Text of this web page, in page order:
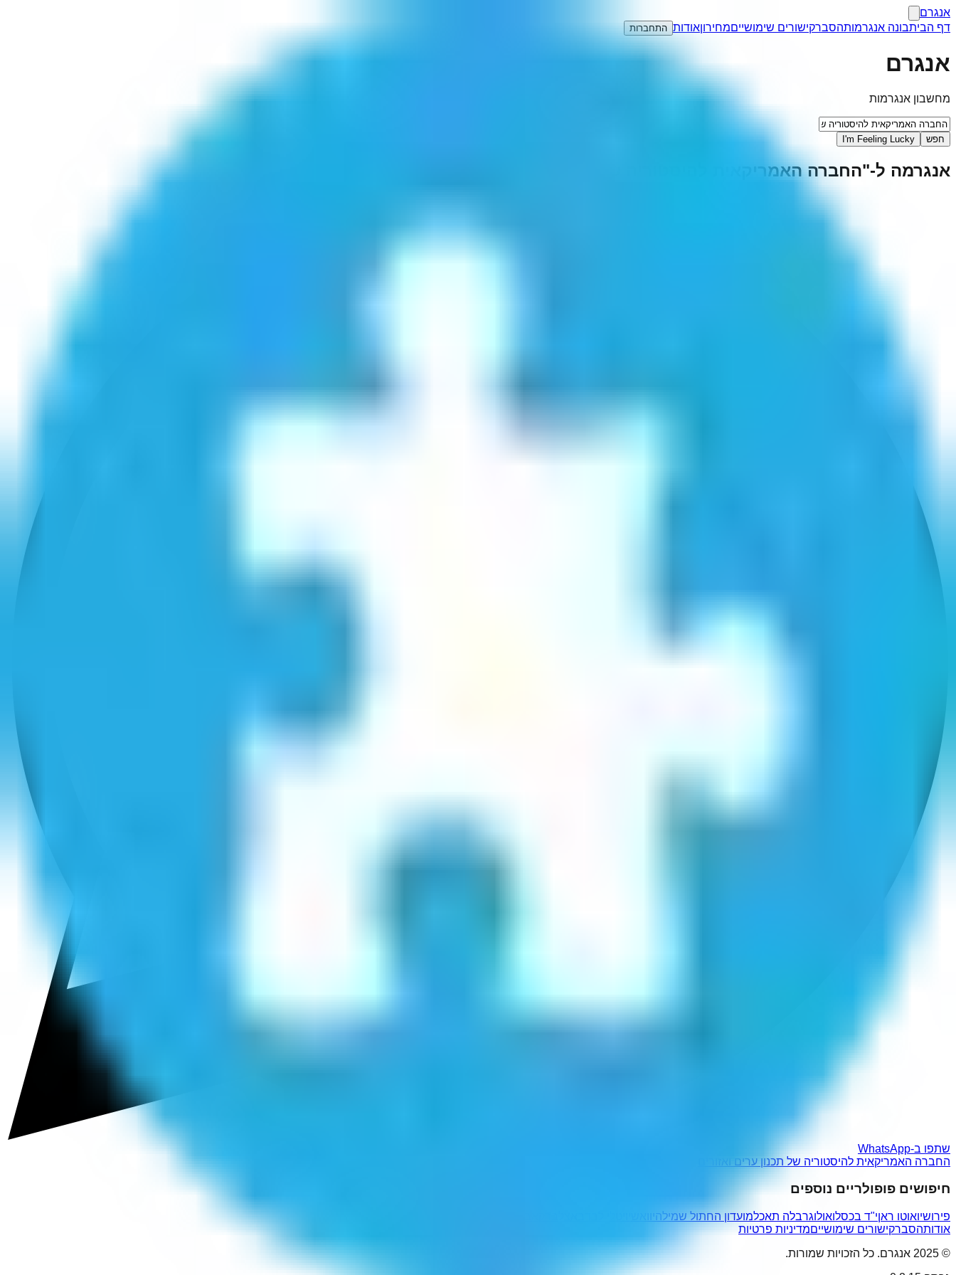
אנגרם
דף הביתבונה אנגרמותהסברקישורים שימושייםמחירוןאודות התחברות
אנגרם
מחשבון אנגרמות
חפש I'm Feeling Lucky
אנגרמה ל-"החברה האמריקאית להיסטוריה של תכנון ערים ואזורים
שתפו ב-WhatsApp
החברה האמריקאית להיסטוריה של תכנון ערים ואזורים
חיפושים פופולריים נוספים
פירושיואוטו ראןי"ד בכסלואולוגרבלה תאכלמועדון החתול שמילהיוואשי
אודותהסברקישורים שימושייםמדיניות פרטיות
© 2025 אנגרם. כל הזכויות שמורות.